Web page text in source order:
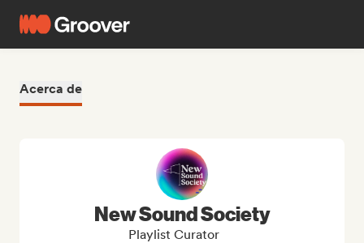
Acerca de
New Sound Society
Playlist Curator